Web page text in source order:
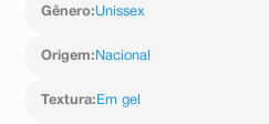
Gênero:Unissex
Origem: Nacional
Textura: Em gel